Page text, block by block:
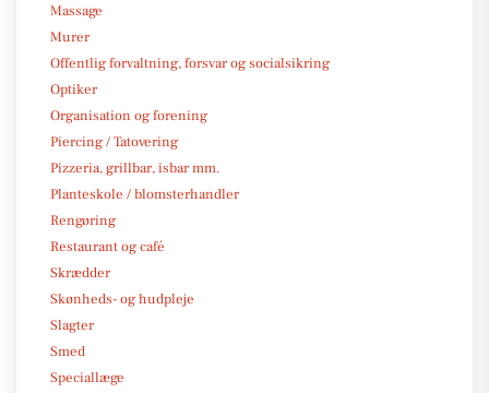
Massage
Murer
Offentlig forvaltning, forsvar og socialsikring
Optiker
Organisation og forening
Piercing / Tatovering
Pizzeria, grillbar, isbar mm.
Planteskole / blomsterhandler
Rengøring
Restaurant og café
Skrædder
Skønheds- og hudpleje
Slagter
Smed
Speciallæge